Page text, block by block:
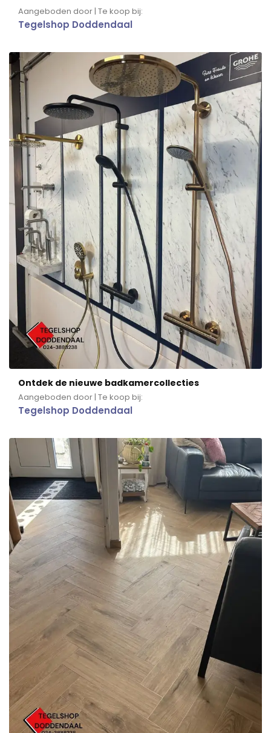
Aangeboden door | Te koop bij:
Tegelshop Doddendaal
Ontdek de nieuwe badkamercollecties
Aangeboden door | Te koop bij:
Tegelshop Doddendaal